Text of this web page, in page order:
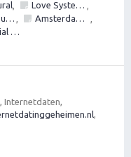
, Love Systems
,
, Amsterdam Bootcamps
,
Internetdaten,
,